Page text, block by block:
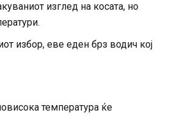
изглед на косата, но
избор, еве еден брз водич кој
температура ќе